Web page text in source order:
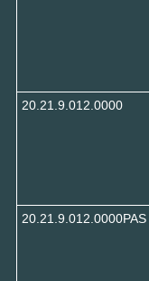
20.21.9.012.0000
20.21.9.012.0000PAS